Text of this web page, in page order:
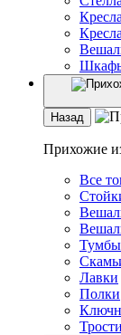
Шкафы
Назад
Прихожие
Все
Тумбы
Лавки
Полки